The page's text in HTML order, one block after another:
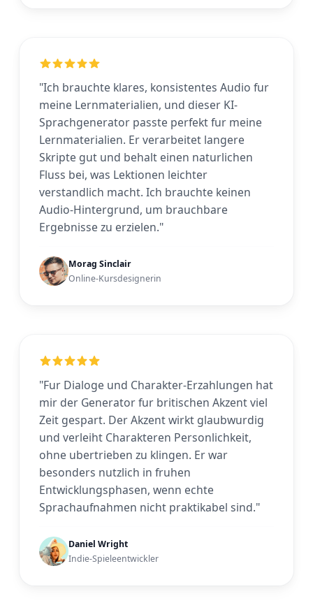
"Ich brauchte klares, konsistentes Audio fur
meine Lernmaterialien, und dieser KI-
Sprachgenerator passte perfekt fur meine
Lernmaterialien. Er verarbeitet langere
Skripte gut und behalt einen naturlichen
Fluss bei, was Lektionen leichter
verstandlich macht. Ich brauchte keinen
Audio-Hintergrund, um brauchbare
Ergebnisse zu erzielen."
Morag Sinclair
Online-Kursdesignerin
"Fur Dialoge und Charakter-Erzahlungen hat
mir der Generator fur britischen Akzent viel
Zeit gespart. Der Akzent wirkt glaubwurdig
und verleiht Charakteren Personlichkeit,
ohne ubertrieben zu klingen. Er war
besonders nutzlich in fruhen
Entwicklungsphasen, wenn echte
Sprachaufnahmen nicht praktikabel sind."
Daniel Wright
Indie-Spieleentwickler